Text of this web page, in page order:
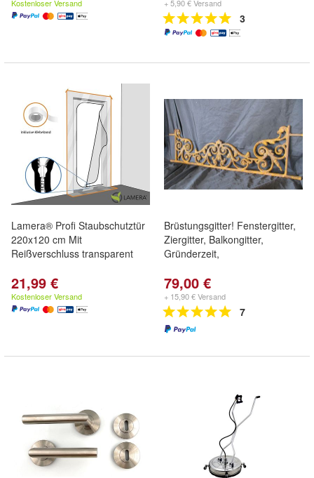
Kostenloser Versand + 5,90 € Versand
3
Lamera® Profi Staubschutztür
220x120 cm Mit
Reißverschluss transparent
21,99 €
Kostenloser Versand
Brüstungsgitter! Fenstergitter,
Ziergitter, Balkongitter,
Gründerzeit,
79,00 €
+ 15,90 € Versand
7